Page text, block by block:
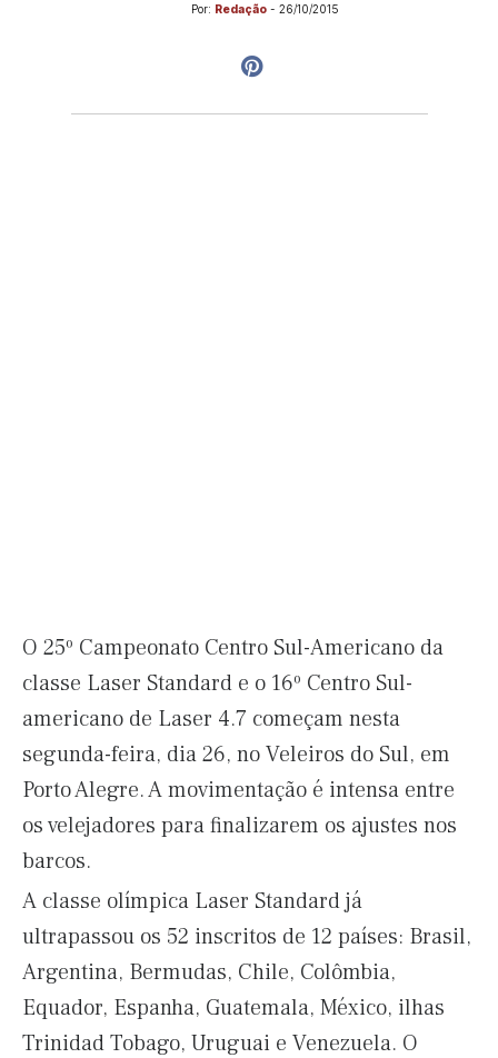
Por: Redação - 26/10/2015
O 25º Campeonato Centro Sul-Americano da
classe Laser Standard e o 16º Centro Sul-
americano de Laser 4.7 começam nesta
segunda-feira, dia 26, no Veleiros do Sul, em
Porto Alegre. A movimentação é intensa entre
os velejadores para finalizarem os ajustes nos
barcos.
A classe olímpica Laser Standard já
ultrapassou os 52 inscritos de 12 países: Brasil,
Argentina, Bermudas, Chile, Colômbia,
Equador, Espanha, Guatemala, México, ilhas
Trinidad Tobago, Uruguai e Venezuela. O